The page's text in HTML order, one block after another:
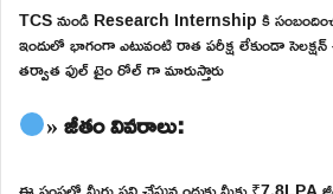
TCS నుండి Research Internship కి
ఇందులో భాగంగా ఎటువంటి రాత పరీక్ష లేకుండా సెలక్షన్
తర్వాత ఫుల్ టైం రోల్ గా మారుస్తారు
» జీతం వివరాలు: